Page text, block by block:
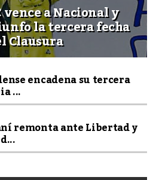
vence a Nacional y
la tercera fecha
Clausura
encadena su tercera
...
remonta ante Libertad y